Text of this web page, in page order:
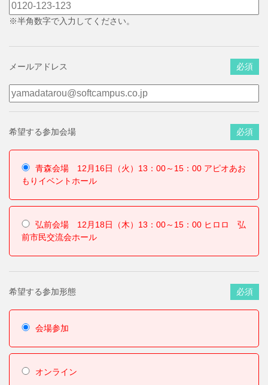
※半角数字で入力してください。
メールアドレス 必須
希望する参加会場 必須
青森会場 12月16日（火）13：00～15：00 アピオあお
もりイベントホール
弘前会場 12月18日（木）13：00～15：00 ヒロロ 弘
前市民交流会ホール
希望する参加形態 必須
会場参加
オンライン